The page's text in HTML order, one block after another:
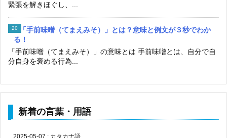
緊張を解きほぐし、...
「手前味噌（てまえみそ）」とは？意味と例文が３秒でわか
る！
「手前味噌（てまえみそ）」の意味とは 手前味噌とは、自分で自
分自身を褒める行為...
新着の言葉・用語